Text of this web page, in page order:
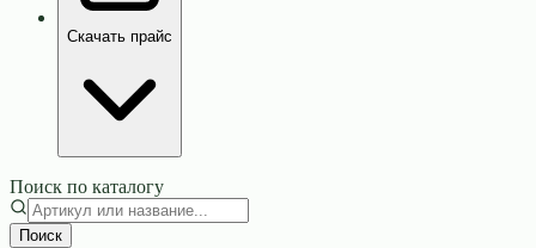
Скачать прайс
Поиск по каталогу
Поиск